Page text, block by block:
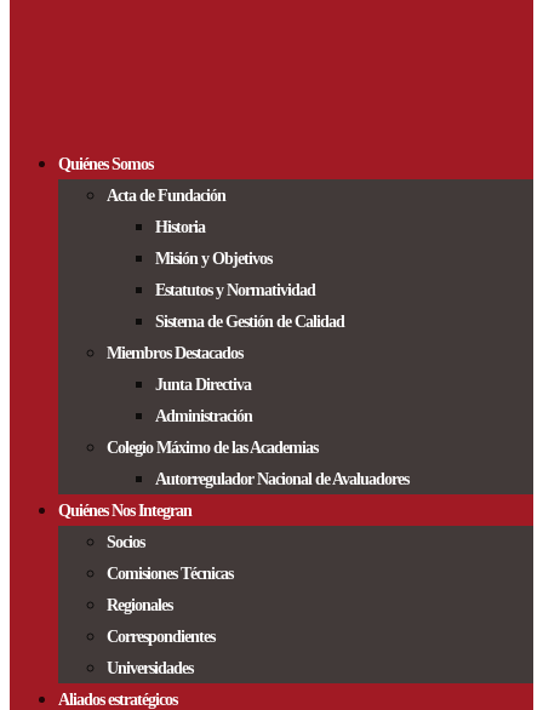
Quiénes Somos
Acta de Fundación
Historia
Misión y Objetivos
Estatutos y Normatividad
Sistema de Gestión de Calidad
Miembros Destacados
Junta Directiva
Administración
Colegio Máximo de las Academias
Autorregulador Nacional de Avaluadores
Quiénes Nos Integran
Socios
Comisiones Técnicas
Regionales
Correspondientes
Universidades
Aliados estratégicos